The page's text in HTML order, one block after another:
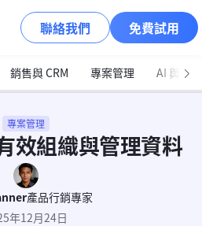
聯絡我們 免費試用
銷售與 CRM 專案管理 AI 與自
專案管理
效組織與管理資料
產品行銷專家
年12月24日